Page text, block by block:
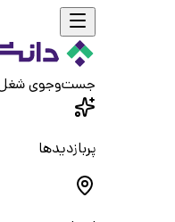
جست‌و‌جوی
پربازدیدها